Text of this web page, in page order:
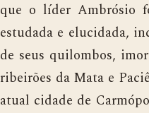
que o líder Ambrósio
estudada e elucidada,
de seus quilombos,
ribeirões da Mata e
atual cidade de